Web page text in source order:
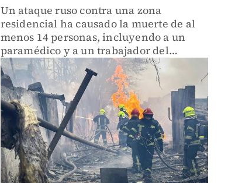
Un ataque ruso contra una zona
residencial ha causado la muerte de al
menos 14 personas, incluyendo a un
paramédico y a un trabajador del
servicio de emergencia.